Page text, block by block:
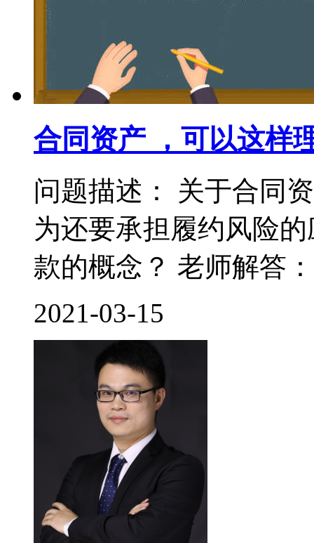
合同资产 ，可以这样
问题描述： 关于合同
为还要承担履约风险
款的概念？ 老师解答
2021-03-15